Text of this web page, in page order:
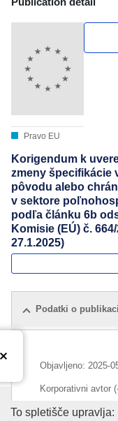
Pravo EU
Korigendum k
zmeny špecifikácie
pôvodu alebo
v sektore
podľa článku 6b
Komisie (EÚ) č.
27.1.2025)
Podatki o
Objavljeno: 2025-
Korporativni avtor
direktorat za
Urad za
To spletišče upravlja: